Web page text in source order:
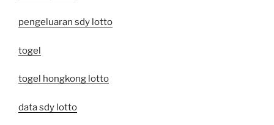
pengeluaran sdy lotto
togel
togel hongkong lotto
data sdy lotto